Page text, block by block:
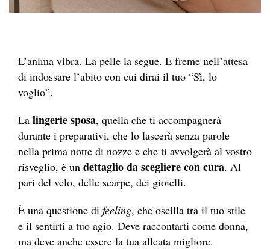
L’anima vibra. La pelle la segue. E freme nell’attesa
di indossare l’abito con cui dirai il tuo “Sì, lo
voglio”.
La lingerie sposa, quella che ti accompagnerà
durante i preparativi, che lo lascerà senza parole
nella prima notte di nozze e che ti avvolgerà al vostro
risveglio, è un dettaglio da scegliere con cura. Al
pari del velo, delle scarpe, dei gioielli.
È una questione di feeling, che oscilla tra il tuo stile
e il sentirti a tuo agio. Deve raccontarti come donna,
ma deve anche essere la tua alleata migliore.